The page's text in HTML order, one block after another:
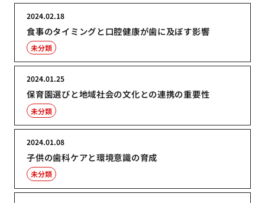
食事のタイミングと口腔健康が歯に及ぼす影響
2024.02.18
未分類
保育園選びと地域社会の文化との連携の重要性
2024.01.25
未分類
子供の歯科ケアと環境意識の育成
2024.01.08
未分類